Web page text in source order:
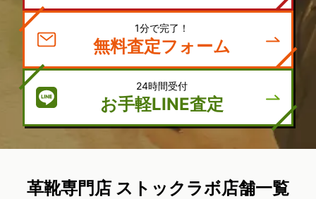
1分で完了！
無料査定フォーム
24時間受付
お手軽LINE査定
革靴専門店 ストックラボ店舗一覧